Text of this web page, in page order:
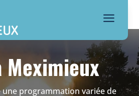
a
une programmation variée de